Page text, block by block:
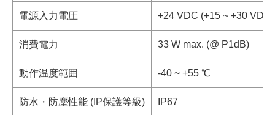
電源入力電圧 +24 VDC (+15 ~ +30 VDC)
消費電力 33 W max. (@ P1dB)
動作温度範囲 -40 ~ +55 ℃
防水・防塵性能 (IP保護等級) IP67